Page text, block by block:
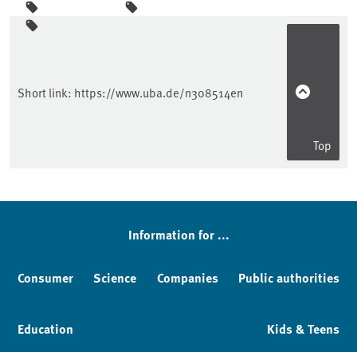
Sidebar
Short link: https://www.uba.de/n308514en
Top
Information for ...
Consumer Science Companies Public authorities
Education Kids & Teens